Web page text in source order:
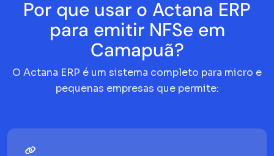
Por que usar o Actana ERP
para emitir NFSe em
Camapuã?
O Actana ERP é um sistema completo para micro e
pequenas empresas que permite: